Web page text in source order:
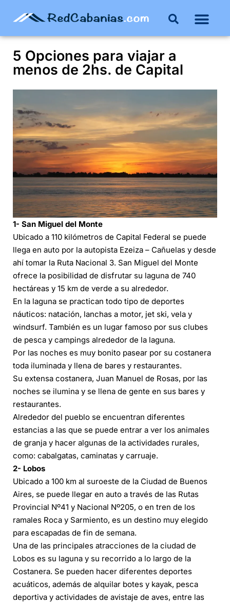
5 Opciones para viajar a
menos de 2hs. de Capital
1- San Miguel del Monte
Ubicado a 110 kilómetros de Capital Federal se puede
llega en auto por la autopista Ezeiza – Cañuelas y desde
ahí tomar la Ruta Nacional 3. San Miguel del Monte
ofrece la posibilidad de disfrutar su laguna de 740
hectáreas y 15 km de verde a su alrededor.
En la laguna se practican todo tipo de deportes
náuticos: natación, lanchas a motor, jet ski, vela y
windsurf. También es un lugar famoso por sus clubes
de pesca y campings alrededor de la laguna.
Por las noches es muy bonito pasear por su costanera
toda iluminada y llena de bares y restaurantes.
Su extensa costanera, Juan Manuel de Rosas, por las
noches se ilumina y se llena de gente en sus bares y
restaurantes.
Alrededor del pueblo se encuentran diferentes
estancias a las que se puede entrar a ver los animales
de granja y hacer algunas de la actividades rurales,
como: cabalgatas, caminatas y carruaje.
2- Lobos
Ubicado a 100 km al suroeste de la Ciudad de Buenos
Aires, se puede llegar en auto a través de las Rutas
Provincial Nº41 y Nacional Nº205, o en tren de los
ramales Roca y Sarmiento, es un destino muy elegido
para escapadas de fin de semana.
Una de las principales atracciones de la ciudad de
Lobos es su laguna y su recorrido a lo largo de la
Costanera. Se pueden hacer diferentes deportes
acuáticos, además de alquilar botes y kayak, pesca
deportiva y actividades de avistaje de aves, entre las